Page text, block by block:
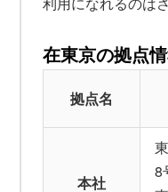
在東京の拠点
拠点名
本社
8